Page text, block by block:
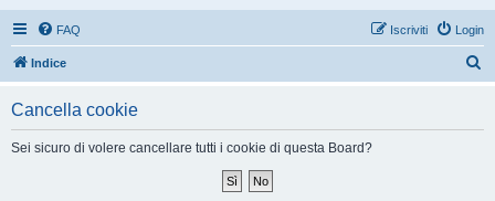
FAQ Login
Iscriviti
Indice
Cancella cookie
Sei sicuro di volere cancellare tutti i cookie di questa Board?